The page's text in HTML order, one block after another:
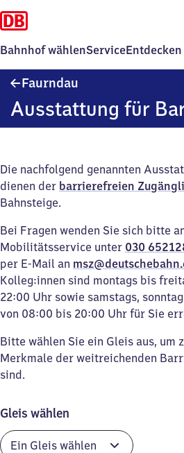
Bahnhof wählenServiceEntdecken
Faurndau
Ausstattung für
Die nachfolgend genannten
dienen der barrierefreien
Bahnsteige.
Bei Fragen wenden Sie sich bitte
Mobilitätsservice unter 030
per E-Mail an
Kolleg:innen sind montags bis
22:00 Uhr sowie samstags,
von 08:00 bis 20:00 Uhr für Sie
Bitte wählen Sie ein Gleis aus, um
Merkmale der weitreichenden
sind.
Gleis wählen